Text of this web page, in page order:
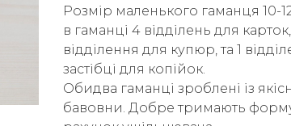
Розмір маленького гаманця 10-
в гаманці 4 відділень для
відділення для купюр, та 1
застібці для копійок.
Обидва гаманці зроблені із
бавовни. Добре тримають